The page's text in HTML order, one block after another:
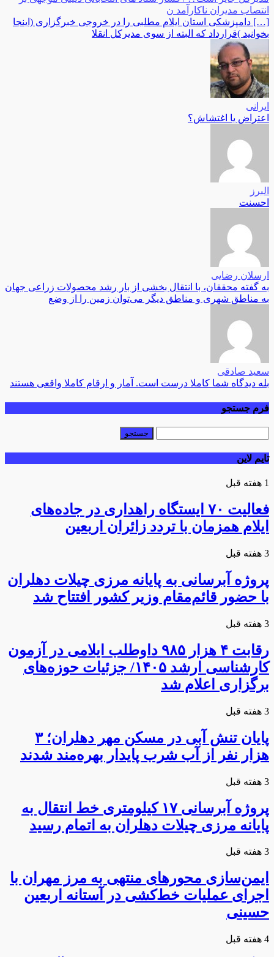
انتصاب مدیران ناکارآمد ن
[…] دامپزشکی استان ایلام مطلبی را در خروجی خبرگزاری (اینجا
بخوانید )قرارداد که البته از سوی مدیرکل انقلا
ایرانی
اعتراض یا اغتشاش؟
البرز
احسنت
ارسلان رضایی
به گفته محققان، با انتقال بخشی از بار رشد محصولات زراعی جهان
به مناطق شهری و مناطق دیگر می‌توان زمین را از وضع
سعید صادقی
بله دیدگاه شما کاملا درست است. آمار و ارقام کاملا واقعی هستند
فرم جستجو
تایم لاین
1 هفته قبل
فعالیت ۷۰ ایستگاه راهداری در جاده‌های
ایلام همزمان با تردد زائران اربعین
3 هفته قبل
پروژه آبرسانی به پایانه مرزی چیلات دهلران
با حضور قائم‌مقام وزیر کشور افتتاح شد
3 هفته قبل
رقابت ۴ هزار ۹۸۵ داوطلب ایلامی در آزمون
کارشناسی ارشد ۱۴۰۵/ جزئیات حوزه‌های
برگزاری اعلام شد
3 هفته قبل
پایان تنش آبی در مسکن مهر دهلران؛ ۳
هزار نفر از آب شرب پایدار بهره‌مند شدند
3 هفته قبل
پروژه آبرسانی ۱۷ کیلومتری خط انتقال به
پایانه مرزی چیلات دهلران به اتمام رسید
3 هفته قبل
ایمن‌سازی محورهای منتهی به مرز مهران با
اجرای عملیات خط‌کشی در آستانه اربعین
حسینی
4 هفته قبل